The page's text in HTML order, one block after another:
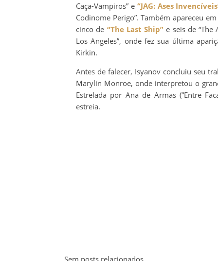
Caça-Vampiros” e “JAG: Ases
Codinome Perigo”. Também apareceu
cinco de “The Last Ship” e seis de “The
Los Angeles”, onde fez sua última
Kirkin.
Antes de falecer, Isyanov concluiu seu
Marylin Monroe, onde interpretou o
Estrelada por Ana de Armas (“Entre
estreia.
Sem posts relacionados